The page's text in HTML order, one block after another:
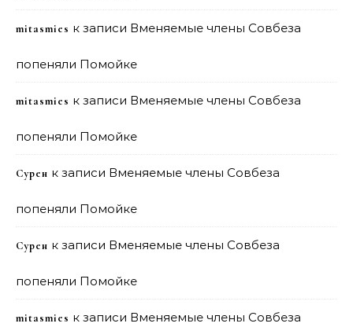
mitasmies к записи Вменяемые члены Совбеза
попеняли Помойке
mitasmies к записи Вменяемые члены Совбеза
попеняли Помойке
Сурен к записи Вменяемые члены Совбеза
попеняли Помойке
Сурен к записи Вменяемые члены Совбеза
попеняли Помойке
mitasmies к записи Вменяемые члены Совбеза